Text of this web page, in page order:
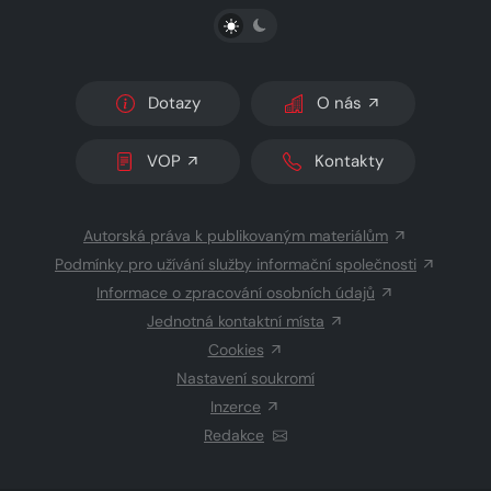
PŘEPNOUT SVĚTLÝ/TMAVÝ REŽIM
Dotazy O nás
VOP Kontakty
Autorská práva k publikovaným materiálům
Podmínky pro užívání služby informační společnosti
Informace o zpracování osobních údajů
Jednotná kontaktní místa
Cookies
Nastavení soukromí
Inzerce
Redakce